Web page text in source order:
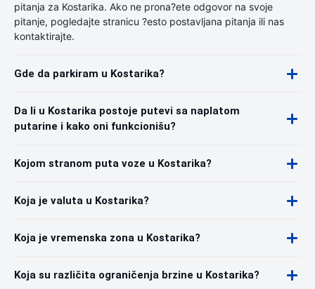
pitanja za Kostarika. Ako ne prona?ete odgovor na svoje
pitanje, pogledajte stranicu ?esto postavljana pitanja ili nas
kontaktirajte.
Gde da parkiram u Kostarika?
Da li u Kostarika postoje putevi sa naplatom
putarine i kako oni funkcionišu?
Kojom stranom puta voze u Kostarika?
Koja je valuta u Kostarika?
Koja je vremenska zona u Kostarika?
Koja su različita ograničenja brzine u Kostarika?